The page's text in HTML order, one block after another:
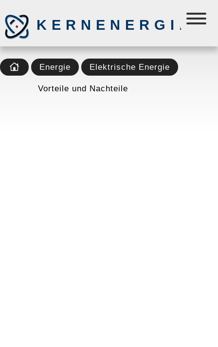
KERNENERGIE
Energie Elektrische Energie
Vorteile und Nachteile